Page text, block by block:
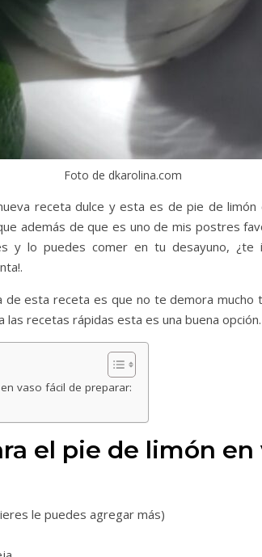
Foto de dkarolina.com
receta dulce y esta es de pie de
además de que es uno de mis postres
y lo puedes comer en tu desayuno, ¿te
de esta receta es que no te demora mucho
recetas rápidas esta es una buena opción.
vaso fácil de preparar:
el pie de limón en
le puedes agregar más)